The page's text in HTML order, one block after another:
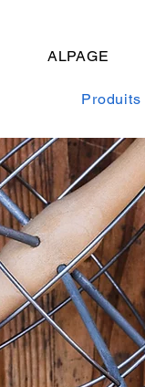
ALPAGE
Produits